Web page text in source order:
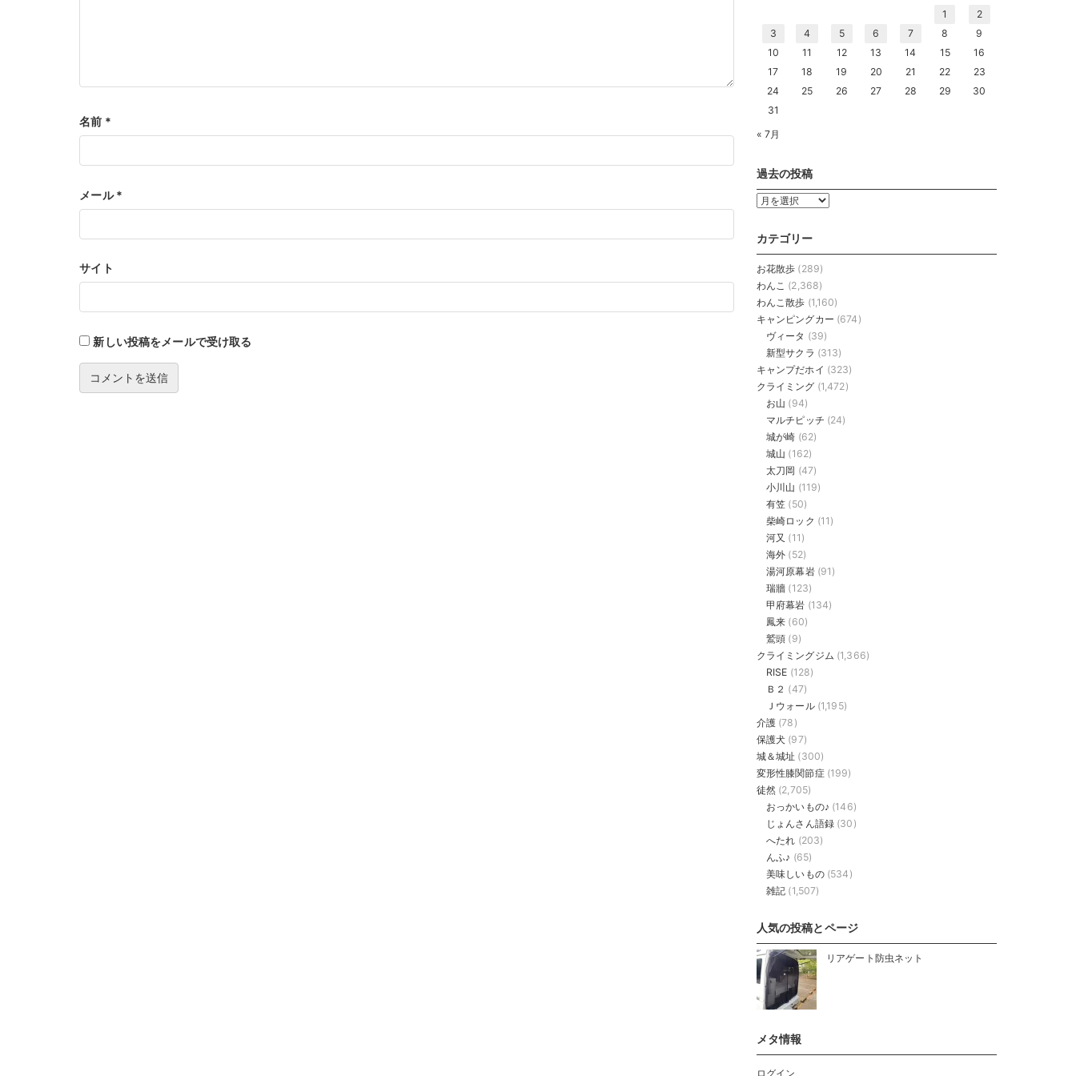
名前 *
メール*
サイト
新しい投稿をメールで受け取る
« 7月
1
2
3
4 5 6 7 8
9
10
11 12 13 14 15
16
17
18 19 20 21 22
23
24
25 26 27 28 29
30
31
過去の投稿
過
の
稿
カテゴリー
お花散歩 (289)
わんこ (2,368)
わんこ散歩 (1,160)
キャンピングカー (674)
ヴィータ (39)
新型サクラ (313)
キャンプだホイ (323)
クライミング (1,472)
お山 (94)
マルチピッチ (24)
城が崎 (62)
城山 (162)
太刀岡 (47)
小川山 (119)
有笠 (50)
柴崎ロック (11)
河又 (11)
海外 (52)
湯河原幕岩(91)
瑞牆 (123)
甲府幕岩 (134)
鳳来 (60)
鷲頭 (9)
クライミングジム (1,366)
RISE (128)
Ｂ２ (47)
Ｊウォール(1,195)
介護 (78)
保護犬 (97)
城＆城址 (300)
変形性膝関節症(199)
徒然 (2,705)
おっかいもの♪ (146)
じょんさん語録(30)
へたれ (203)
んふ♪ (65)
美味しいもの(534)
雑記 (1,507)
人気の投稿とページ
リアゲート防虫ネット
メタ情報
ログイン